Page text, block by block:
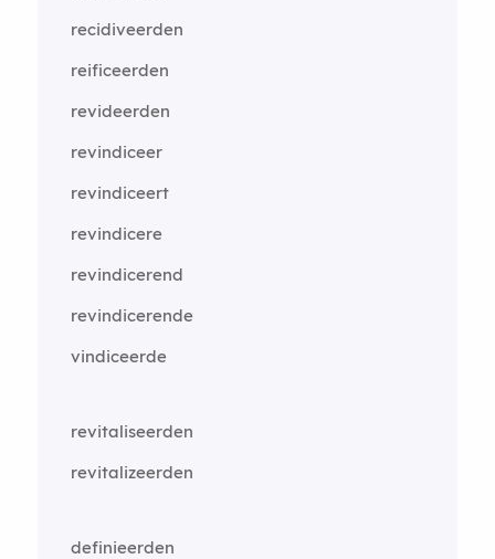
recidiveerden
reificeerden
revideerden
revindiceer
revindiceert
revindicere
revindicerend
revindicerende
vindiceerde
revitaliseerden
revitalizeerden
definieerden